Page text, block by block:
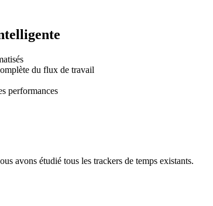
du flux de travail
performances
avons étudié tous les trackers de temps existants.